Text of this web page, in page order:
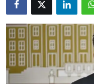
Teknoloji Haberleri
Magazin Haberleri
Dünya Haberleri